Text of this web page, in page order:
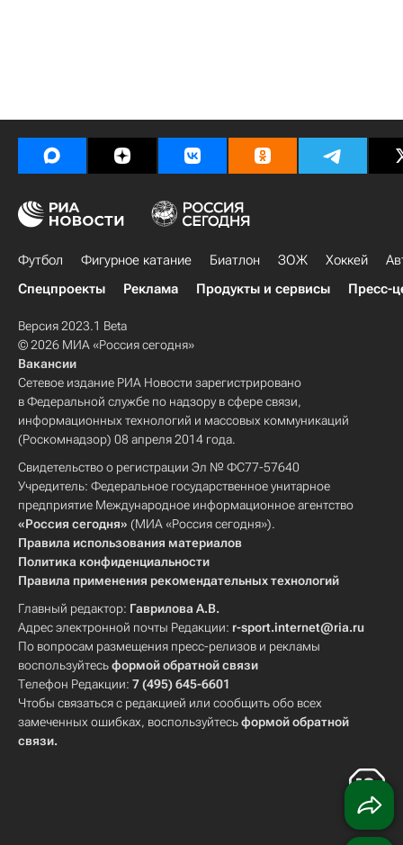
Футбол Фигурное катание Биатлон ЗОЖ Хоккей
Спецпроекты
Реклама Продукты и сервисы Пресс-
Версия 2023.1 Beta
© 2026 МИА «Россия сегодня»
Вакансии
Сетевое издание РИА Новости зарегистрировано
в Федеральной службе по надзору в сфере связи,
информационных технологий и массовых коммуникаций
(Роскомнадзор) 08 апреля 2014 года.
Свидетельство о регистрации Эл № ФС77-57640
Учредитель: Федеральное государственное унитарное
предприятие Международное информационное агентство
«Россия сегодня» (МИА «Россия сегодня»).
Правила использования материалов
Политика конфиденциальности
Правила применения рекомендательных технологий
Главный редактор: Гаврилова А.В.
Адрес электронной почты Редакции: r-sport.internet@ria.ru
По вопросам размещения пресс-релизов и рекламы
воспользуйтесьформой обратной связи
Телефон Редакции: 7 (495) 645-6601
Чтобы связаться с редакцией или сообщить обо всех
замеченных ошибках, воспользуйтесьформой обратной
связи.